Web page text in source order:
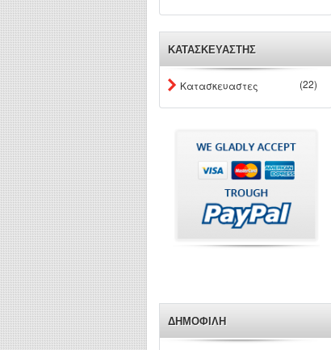
ΚΑΤΑΣΚΕΥΑΣΤΗΣ
Κατασκευαστες (22)
ΔΗΜΟΦΙΛΉ